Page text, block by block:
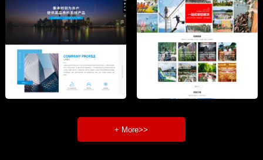
+ More>>